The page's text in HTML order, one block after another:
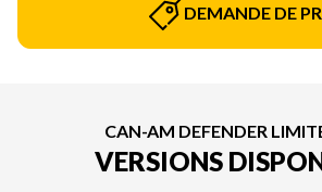
DEMANDE DE
CAN-AM DEFENDER
VERSIONS